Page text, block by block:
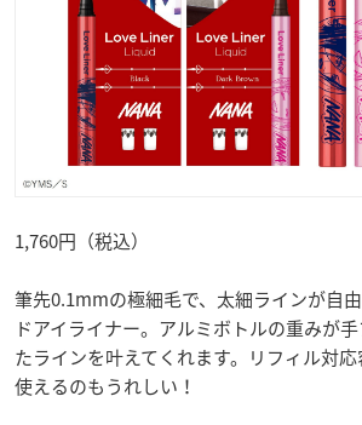
1,760円（税込）
筆先0.1mmの極細毛で、太細ラインが自
ドアイライナー。アルミボトルの重みが
たラインを叶えてくれます。リフィル対
使えるのもうれしい！